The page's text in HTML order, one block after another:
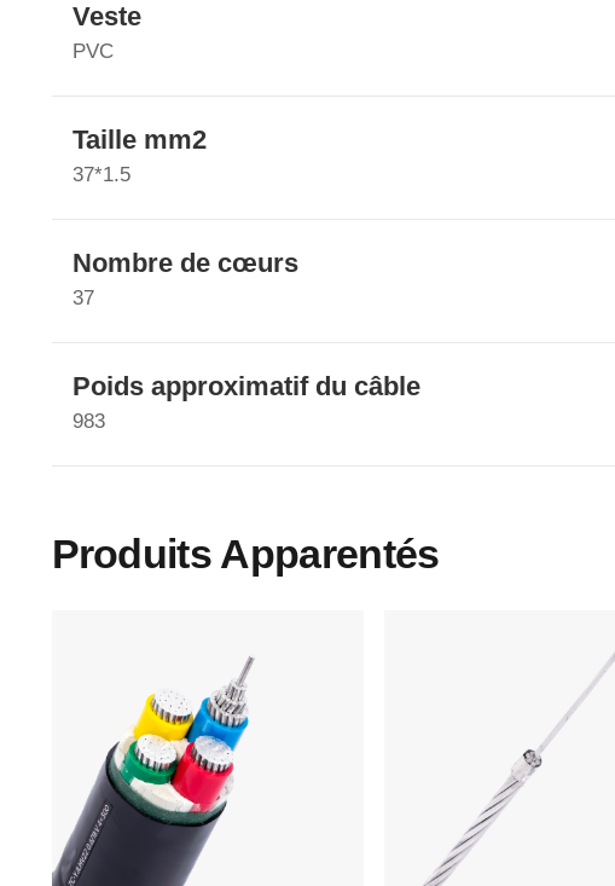
Veste
PVC
Taille mm2
37*1.5
Nombre de cœurs
37
Poids approximatif du câble
983
Produits Apparentés
Menu Principal
Accueil